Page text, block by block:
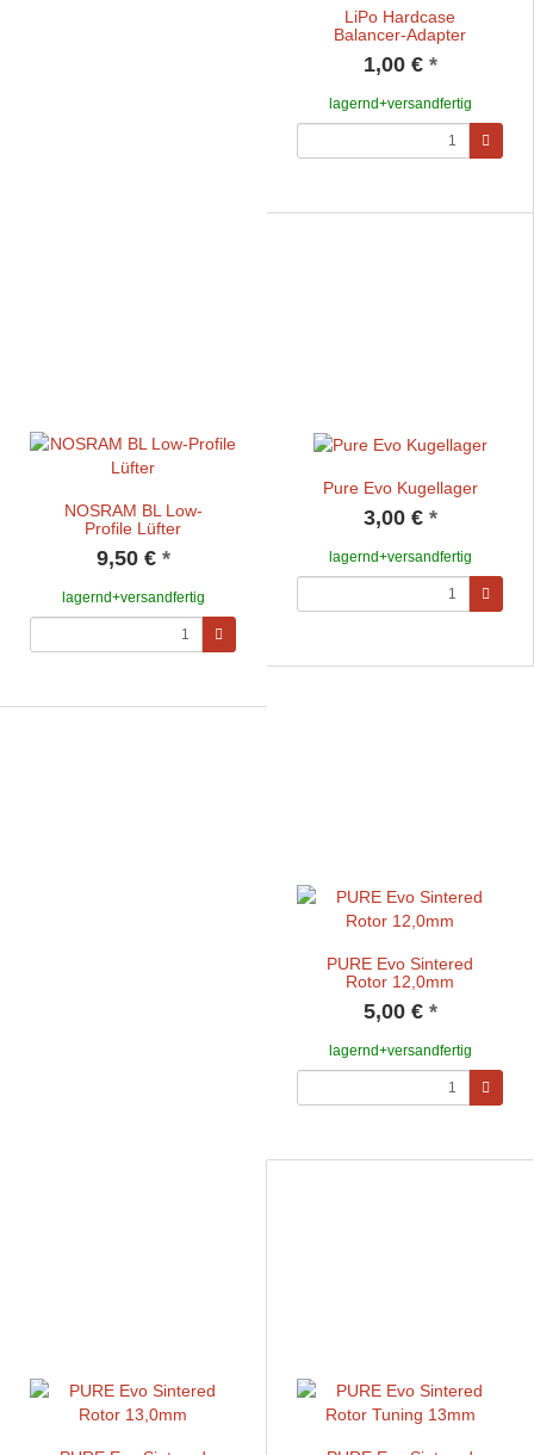
LiPo Hardcase
Balancer-Adapter
1,00 € *
lagernd+versandfertig
NOSRAM BL Low-
Profile Lüfter
9,50 € *
lagernd+versandfertig
Pure Evo Kugellager
3,00 € *
lagernd+versandfertig
PURE Evo Sintered
Rotor 12,0mm
5,00 € *
lagernd+versandfertig